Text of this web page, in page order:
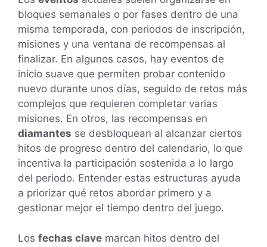
bloques semanales o por fases dentro de una
misma temporada, con periodos de inscripción,
misiones y una ventana de recompensas al
finalizar. En algunos casos, hay eventos de
inicio suave que permiten probar contenido
nuevo durante unos días, seguido de retos más
complejos que requieren completar varias
misiones. En otros, las recompensas en
diamantes se desbloquean al alcanzar ciertos
hitos de progreso dentro del calendario, lo que
incentiva la participación sostenida a lo largo
del periodo. Entender estas estructuras ayuda
a priorizar qué retos abordar primero y a
gestionar mejor el tiempo dentro del juego.
Los fechas clave marcan hitos dentro del